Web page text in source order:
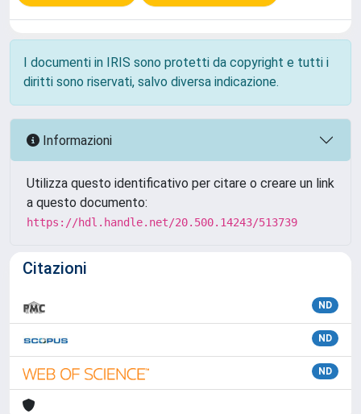
I documenti in IRIS sono protetti da copyright e tutti i
diritti sono riservati, salvo diversa indicazione.
Informazioni
Utilizza questo identificativo per citare o creare un link
a questo documento:
https://hdl.handle.net/20.500.14243/513739
Citazioni
ND
ND
ND